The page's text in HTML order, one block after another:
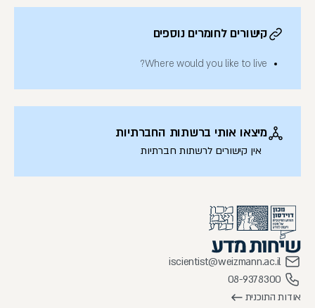
קישורים לחומרים נוספים
Where would you like to live?
מיצאו אותי ברשתות החברתיות
אין קישורים לרשתות חברתיות
אודות התוכנית
08-9378300
iscientist@weizmann.ac.il